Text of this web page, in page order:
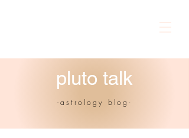
pluto talk
-astrology blog-